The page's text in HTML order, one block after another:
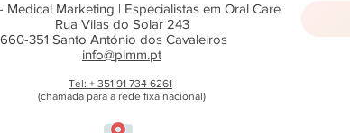
Medical Marketing | Especialistas em Oral Care
Rua Vilas do Solar 243
351 Santo António dos Cavaleiros
info@plmm.pt
Tel: + 351 91 734 6261
(chamada para a rede fixa nacional)